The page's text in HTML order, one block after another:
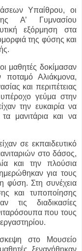
Υπαίθρου, οι
Α’ Γυμνασίου
εξόρμηση στα
της φύσης και
μαθητές δοκίμασαν
ποταμό Αλιάκμονα,
και περιπέτειας
γεύμα στην
την ευκαιρία να
μανιτάρια και να
σε εκπαιδευτικό
στο δάσος,
και την πλούσια
για τους
φύση. Στη συνέχεια
και τυποποίησης
τις διαδικασίες
που τους
στο Μουσείο